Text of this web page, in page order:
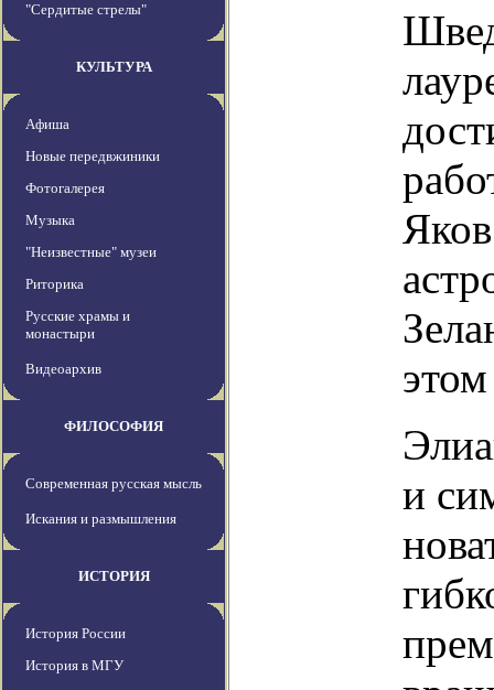
"Сердитые стрелы"
КУЛЬТУРА
Афиша
Новые передвжиники
Фотогалерея
Музыка
"Неизвестные" музеи
Риторика
Русские храмы и
монастыри
Видеоархив
ФИЛОСОФИЯ
Современная русская мысль
Искания и размышления
ИСТОРИЯ
История России
История в МГУ
и